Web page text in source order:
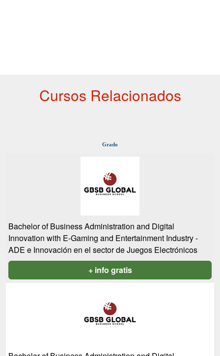
Cursos Relacionados
Grado
Bachelor of Business Administration and Digital
Innovation with E-Gaming and Entertainment Industry -
ADE e Innovación en el sector de Juegos Electrónicos
+ info gratis